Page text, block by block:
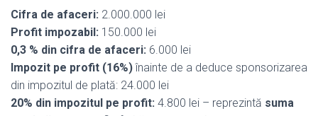
Cifra de afaceri: 2.000.000 lei
Profit impozabil: 150.000 lei
0,3 % din cifra de afaceri: 6.000 lei
Impozit pe profit (16%)înainte de a deduce sponsorizarea
din impozitul de plată: 24.000 lei
20% din impozitul pe profit: 4.800 lei – reprezintă suma